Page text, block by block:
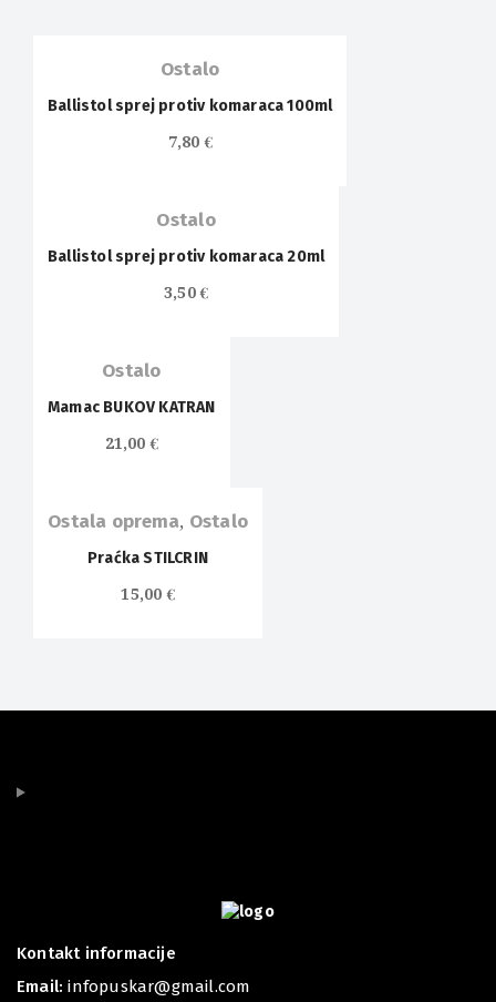
Ostalo
Ballistol sprej protiv komaraca 100ml
7,80€
Ostalo
Ballistol sprej protiv komaraca 20ml
3,50€
Ostalo
Mamac BUKOV KATRAN
21,00€
Ostala oprema, Ostalo
Praćka STILCRIN
15,00€
Kontakt informacije
Email:infopuskar@gmail.com